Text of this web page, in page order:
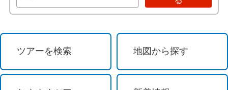
音楽・コンサート
イルミネーション
ツアーを検索 地図から探す